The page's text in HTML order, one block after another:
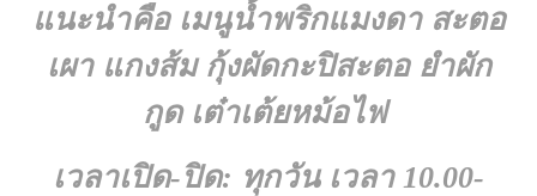
แนะนำคือ เมนูน้ำพริกแมงดา สะตอ
เผา แกงส้ม กุ้งผัดกะปิสะตอ ยำผัก
กูด เต๋าเต้ยหม้อไฟ
เวลาเปิด-ปิด: ทุกวัน เวลา 10.00-